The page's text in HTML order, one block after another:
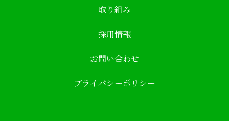
取り組み
採用情報
お問い合わせ
プライバシーポリシー